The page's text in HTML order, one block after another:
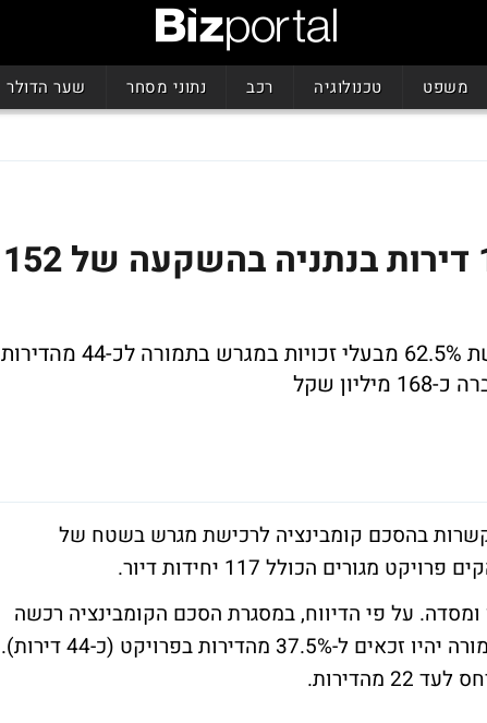
משפט טכנולוגיה רכב נתוני מסחר שער הדולר
מנרב פרויקטים תקים 117 דירות בנתניה בהשקעה של 152
החברה התקשרה בהסכם קומבינציה לרכישת 62.5% מבעלי זכויות במגרש בתמורה לכ-44 מהדירות
שקל
בהסכם קומבינציה לרכישת מגרש בשטח של
ומסדה. על פי הדיווח, במסגרת הסכם הקומבינציה רכשה
מנרב 62.5% מבעלי הזכויות במגרש, ואלו בתמורה יהיו זכאים ל-37.5% מהדירות בפרויקט (כ-44 דירות).